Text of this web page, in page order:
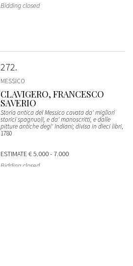
Bidding closed
272
MESSICO
CLAVIGERO, FRANCESCO
SAVERIO
Storia antica del Messico cavata da' migliori
storici spagnuoli, e da' manoscritti, e dalle
pitture antiche degl' Indiani; divisa in dieci libri,
1780
ESTIMATE€ 5.000 - 7.000
Bidding closed